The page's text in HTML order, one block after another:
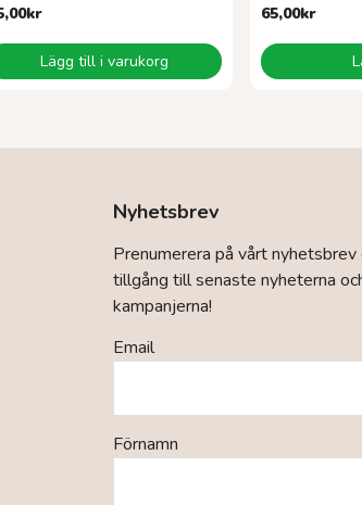
kr
Lägg till i varukorg
65,00kr
Nyhetsbrev
Prenumerera på vårt nyhetsbrev
tillgång till senaste nyheterna
kampanjerna!
Email
Förnamn